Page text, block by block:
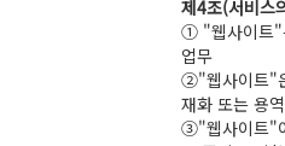
제4조(서비스
① "웹사이트"
업무
②"웹사이트"
재화 또는 용
③"웹사이트"